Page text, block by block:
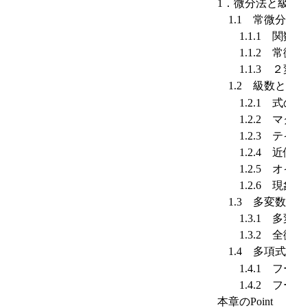
1．微分法と
1.1 常微分
1.1.1 関数
1.1.2 常
1.1.3 ２変
1.2 級数と
1.2.1 式
1.2.2 マク
1.2.3 テ
1.2.4 近
1.2.5 オイ
1.2.6 現象
1.3 多変数
1.3.1 多変
1.3.2 全
1.4 多項式
1.4.1 フー
1.4.2 フー
本章のPoint